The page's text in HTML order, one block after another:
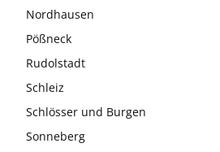
Nordhausen
Pößneck
Rudolstadt
Schleiz
Schlösser und Burgen
Sonneberg